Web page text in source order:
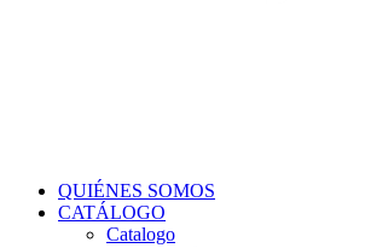
QUIÉNES SOMOS
CATÁLOGO
Catalogo